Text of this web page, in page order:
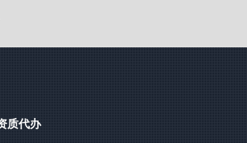
质代办